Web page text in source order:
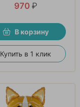
970 ₽
В корзину
Купить в 1 клик